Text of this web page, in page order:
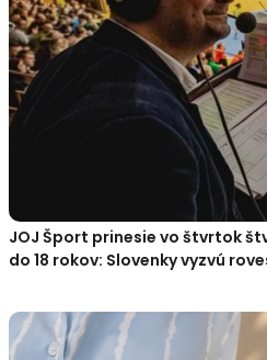
JOJ Šport prinesie vo štvrtok
do 18 rokov: Slovenky vyzvú